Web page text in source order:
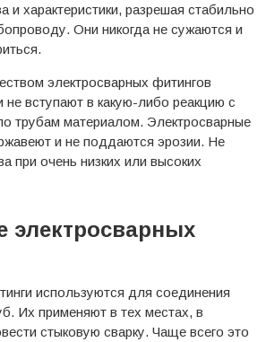
и характеристики, разрешая стабильно
Они никогда не сужаются и
электросварных фитингов
не вступают в какую-либо реакцию с
трубам материалом. Электросварные
и не поддаются эрозии. Не
при очень низких или высоких
электросварных
используются для соединения
Их применяют в тех местах, в
стыковую сварку. Чаще всего это